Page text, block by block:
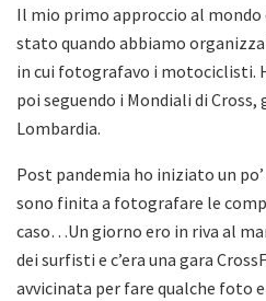
Il mio primo approccio al
stato quando abbiamo
in cui fotografavo i motociclisti.
poi seguendo i Mondiali di
Lombardia.
Post pandemia ho iniziato un
sono finita a fotografare le
caso…Un giorno ero in riva al
dei surfisti e c’era una gara
avvicinata per fare qualche foto